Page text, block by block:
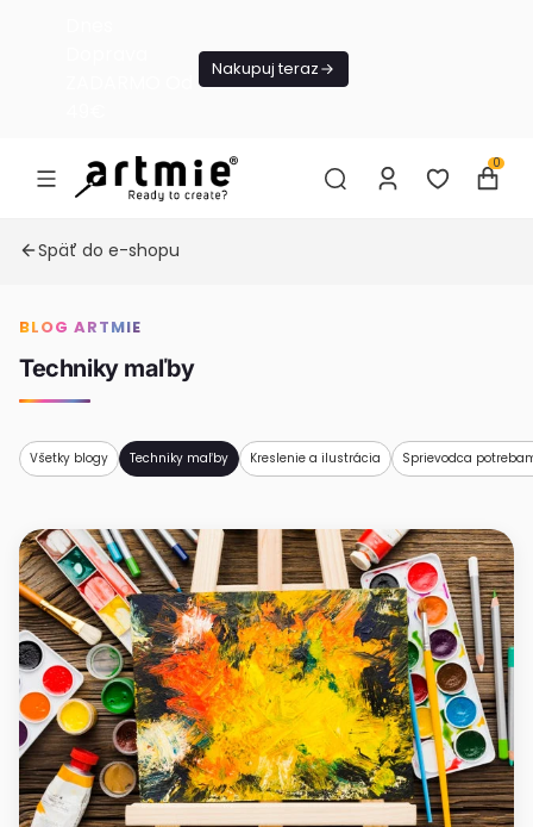
Nakupuj teraz
0
Späť do e-shopu
BLOG ARTMIE
Techniky maľby
Všetky blogy Techniky maľby Kreslenie a ilustrácia Sprievodca